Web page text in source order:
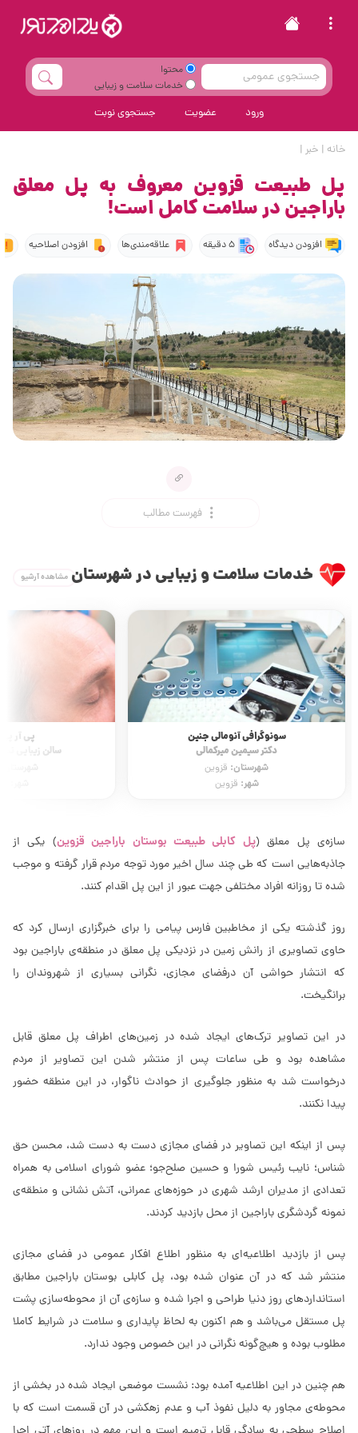
محتوا
خدمات سلامت و زیبایی
ورود عضویت جستجوی نوبت
خانه | خبر |
پل طبیعت قزوین معروف به پل معلق
باراجین در سلامت کامل است!
افزودن دیدگاه 5 دقیقه علاقه‌مندی‌ها افزودن اصلاحیه
فهرست مطالب
خدمات سلامت و زیبایی در شهرستان مشاهده آرشیو
سونوگرافی آنومالی جنین
دکتر سیمین میرکمالی
شهرستان: قزوین
شهر: قزوین
پی آر
سالن زیبایی
سازه‌ی پل معلق (پل کابلی طبیعت بوستان باراجین قزوین) یکی از
جاذبه‌هایی است که طی چند سال اخیر مورد توجه مردم قرار گرفته و موجب
شده تا روزانه افراد مختلفی جهت عبور از این پل اقدام کنند.
روز گذشته یکی از مخاطبین فارس پیامی را برای خبرگزاری ارسال کرد که
حاوی تصاویری از رانش زمین در نزدیکی پل معلق در منطقه‌ی باراجین بود
که انتشار حواشی آن درفضای مجازی، نگرانی بسیاری از شهروندان را
برانگیخت.
در این تصاویر ترک‌های ایجاد شده در زمین‌های اطراف پل معلق قابل
مشاهده بود و طی ساعات پس از منتشر شدن این تصاویر از مردم
درخواست شد به منظور جلوگیری از حوادث ناگوار، در این منطقه حضور
پیدا نکنند.
پس از اینکه این تصاویر در فضای مجازی دست به دست شد، محسن حق
شناس؛ نایب رئیس شورا و حسین صلح‌جو؛ عضو شورای اسلامی به همراه
تعدادی از مدیران ارشد شهری در حوزه‌های عمرانی، آتش نشانی و منطقه‌ی
نمونه گردشگری باراجین از محل بازدید کردند.
پس از بازدید اطلاعیه‌ای به منظور اطلاع افکار عمومی در فضای مجازی
منتشر شد که در آن عنوان شده بود، پل کابلی بوستان باراجین مطابق
استانداردهای روز دنیا طراحی و اجرا شده و سازه‌ی آن از محوطه‌سازی پشت
پل مستقل می‌باشد و هم اکنون به لحاظ پایداری و سلامت در شرایط کاملا
مطلوب بوده و هیچ‌گونه نگرانی در این خصوص وجود ندارد.
هم چنین در این اطلاعیه آمده بود: نشست موضعی ایجاد شده در بخشی از
محوطه‌ی مجاور به دلیل نفوذ آب و عدم زهکشی در آن قسمت است که با